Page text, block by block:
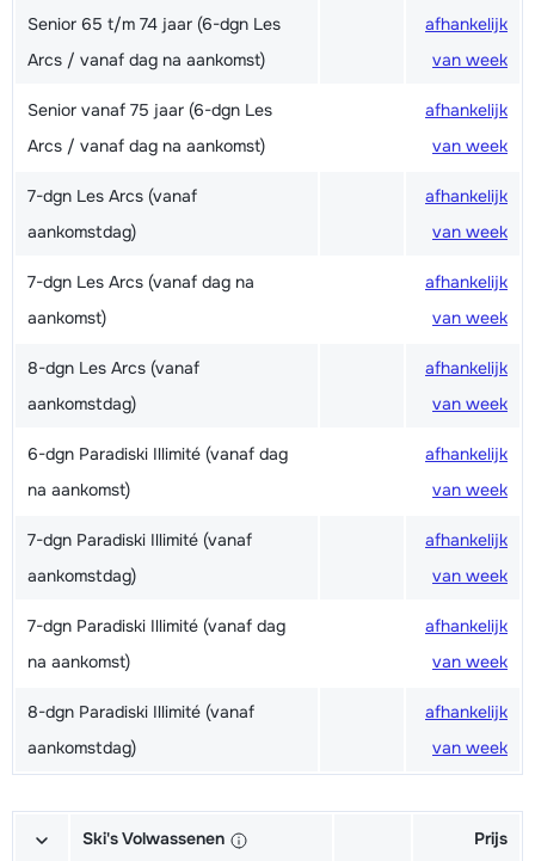
Senior 65 t/m 74 jaar (6-dgn Les
Arcs / vanaf dag na aankomst)
afhankelijk
van week
Senior vanaf 75 jaar (6-dgn Les
Arcs / vanaf dag na aankomst)
afhankelijk
van week
7-dgn Les Arcs (vanaf
aankomstdag)
afhankelijk
van week
7-dgn Les Arcs (vanaf dag na
aankomst)
afhankelijk
van week
8-dgn Les Arcs (vanaf
aankomstdag)
afhankelijk
van week
6-dgn Paradiski Illimité (vanaf dag
na aankomst)
afhankelijk
van week
7-dgn Paradiski Illimité (vanaf
aankomstdag)
afhankelijk
van week
7-dgn Paradiski Illimité (vanaf dag
na aankomst)
afhankelijk
van week
8-dgn Paradiski Illimité (vanaf
aankomstdag)
afhankelijk
van week
Ski's Volwassenen Prijs